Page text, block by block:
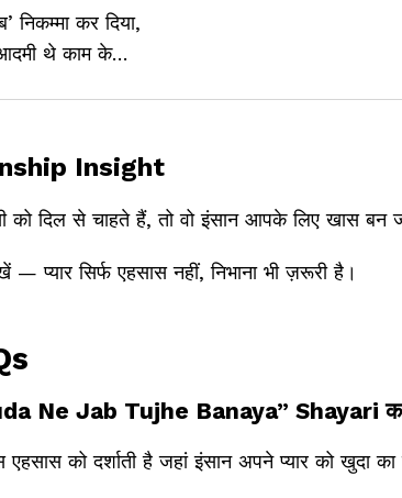
निकम्मा कर दिया,
थे काम के…
Insight
दिल से चाहते हैं, तो वो इंसान आपके लिए खास बन
— प्यार सिर्फ एहसास नहीं, निभाना भी ज़रूरी है।
Ne Jab Tujhe Banaya” Shayari
एहसास को दर्शाती है जहां इंसान अपने प्यार को खुदा